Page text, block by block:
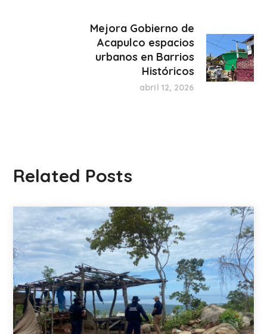
Mejora Gobierno de
Acapulco espacios
urbanos en Barrios
Históricos
abril 12, 2026
Related Posts